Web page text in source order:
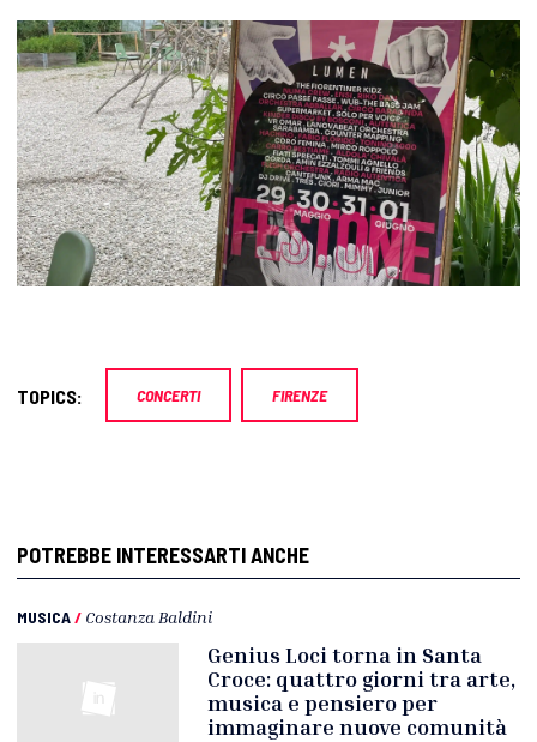
TOPICS: CONCERTI FIRENZE
POTREBBE INTERESSARTI ANCHE
MUSICA/ Costanza Baldini
Genius Loci torna in Santa
Croce: quattro giorni tra arte,
musica e pensiero per
immaginare nuove comunità